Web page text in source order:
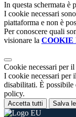
In questa schermata è
I cookie necessari
piattaforma e non è
Per conoscere quali
visionare la COOKIE
Cookie necessari per
I cookie necessari per
disabilitati. È possibile
policy.
Accetta tutti Salva